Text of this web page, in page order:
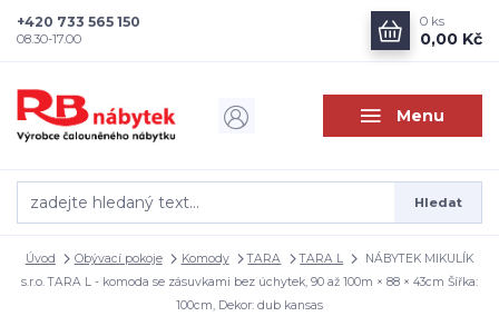
Menu
Hledat
+420 733 565 150
08.30-17.00
0 ks
0,00 Kč
Úvod Obývací pokoje Komody TARA TARA L
NÁBYTEK MIKULÍK
s.r.o. TARA L - komoda se zásuvkami bez úchytek, 90 až 100m × 88 × 43cm Šířka:
100cm, Dekor: dub kansas